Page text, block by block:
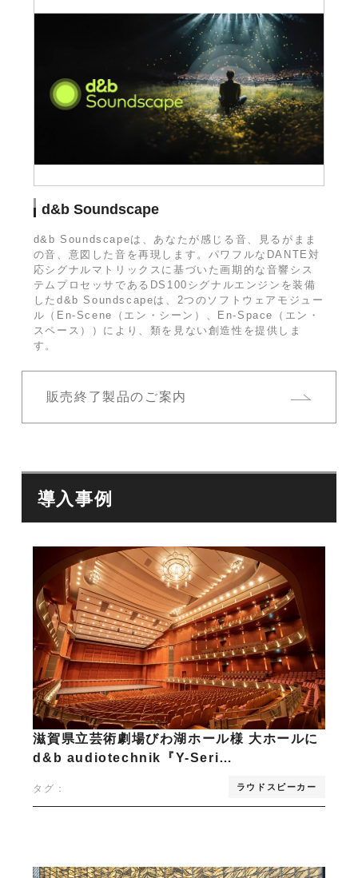
d&b Soundscape
d&b Soundscapeは、あなたが感じる音、見るがまま
の音、意図した音を再現します。パワフルなDANTE対
応シグナルマトリックスに基づいた画期的な音響シス
テムプロセッサであるDS100シグナルエンジンを装備
したd&b Soundscapeは、2つのソフトウェアモジュー
ル（En-Scene（エン・シーン）、En-Space（エン・
スペース））により、類を見ない創造性を提供しま
す。
販売終了製品のご案内
導入事例
滋賀県立芸術劇場びわ湖ホール様 大ホールに
d&b audiotechnik『Y-Seri…
タグ： ラウドスピーカー